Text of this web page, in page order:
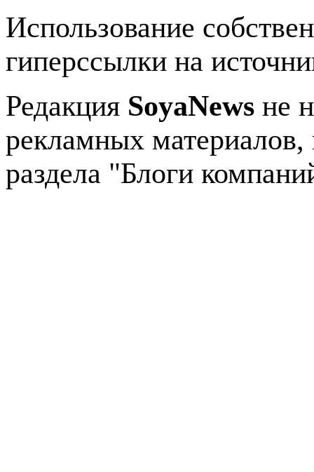
Использование
гиперссылки на
Редакция SoyaNews не
рекламных
раздела "Блоги